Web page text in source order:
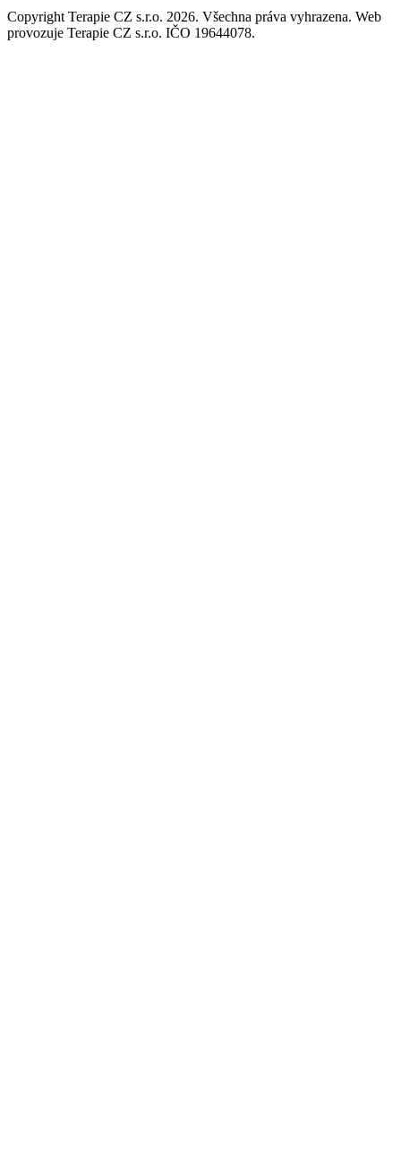
Copyright Terapie CZ s.r.o. 2026. Všechna práva vyhrazena. Web
provozuje Terapie CZ s.r.o. IČO 19644078.